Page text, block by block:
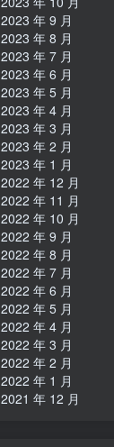
2023 年 9 月
2023 年 8 月
2023 年 7 月
2023 年 6 月
2023 年 5 月
2023 年 4 月
2023 年 3 月
2023 年 2 月
2023 年 1 月
2022 年 12 月
2022 年 11 月
2022 年 10 月
2022 年 9 月
2022 年 8 月
2022 年 7 月
2022 年 6 月
2022 年 5 月
2022 年 4 月
2022 年 3 月
2022 年 2 月
2022 年 1 月
2021 年 12 月